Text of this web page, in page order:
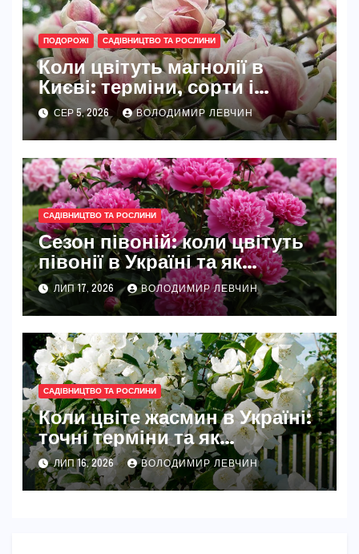
ПОДОРОЖІ САДІВНИЦТВО ТА РОСЛИНИ
Коли цвітуть магнолії в
Києві: терміни, сорти і
найкращі місця
СЕР 5, 2026 ВОЛОДИМИР ЛЕВЧИН
САДІВНИЦТВО ТА РОСЛИНИ
Сезон півоній: коли цвітуть
півонії в Україні та як
розкрити їхню повну красу
ЛИП 17, 2026 ВОЛОДИМИР ЛЕВЧИН
САДІВНИЦТВО ТА РОСЛИНИ
Коли цвіте жасмин в Україні:
точні терміни та як
забезпечити рясне цвітіння
ЛИП 16, 2026 ВОЛОДИМИР ЛЕВЧИН